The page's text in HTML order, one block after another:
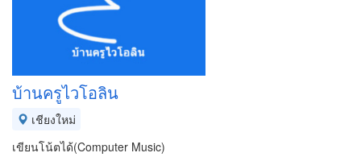
บ้านครูไวโอลิน
เชียงใหม่
เขียนโน้ตได้(Computer Music)